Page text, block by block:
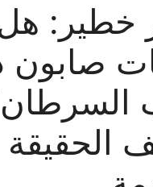
خطير:
الحقيقة